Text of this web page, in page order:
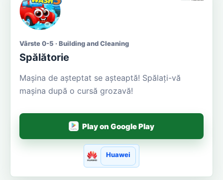
Vârste 0-5 · Building and Cleaning
Spălătorie
Mașina de așteptat se așteaptă! Spălați-vă
mașina după o cursă grozavă!
Play on Google Play
Huawei